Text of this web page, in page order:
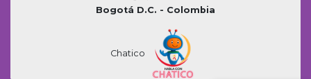
Código postal: 111071
Bogotá D.C. - Colombia